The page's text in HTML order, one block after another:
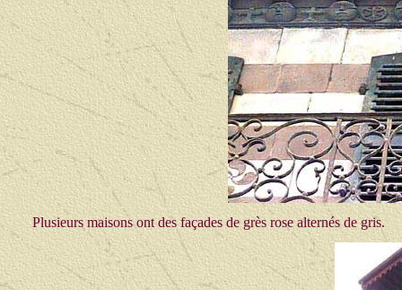
Plusieurs maisons ont des façades de grès rose alternés de gris.